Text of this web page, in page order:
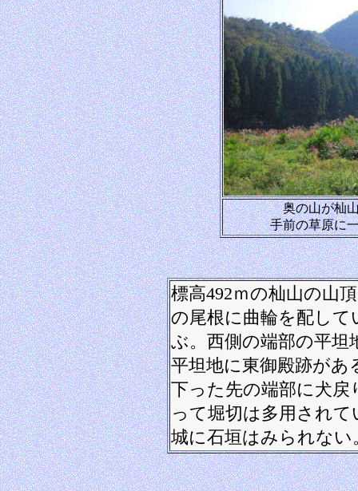
奥の山が杣
手前の草原に
標高492ｍの杣山の山
の尾根に曲輪を配して
ぶ。西側の端部の平坦
平坦地に東御殿跡があ
下った先の端部に犬戻
って堀切は多用され
城に石垣はみられない